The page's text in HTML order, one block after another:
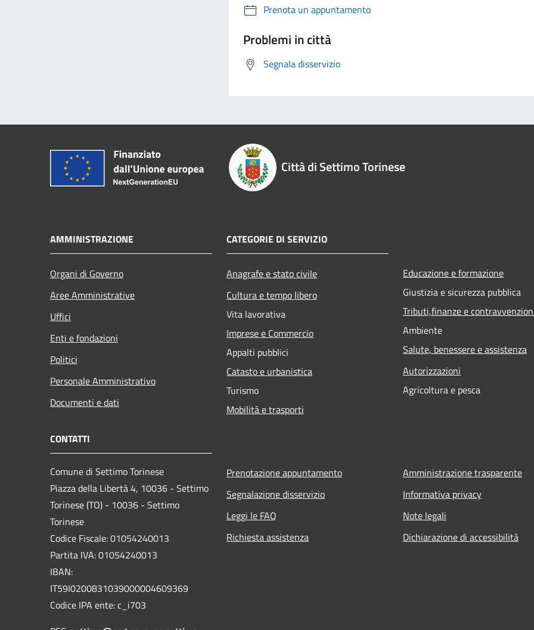
Prenota un appuntamento
Problemi in città
Segnala disservizio
Città di Settimo Torinese
AMMINISTRAZIONE
Organi di Governo
Aree Amministrative
Uffici
Enti e fondazioni
Politici
Personale Amministrativo
Documenti e dati
CATEGORIE DI SERVIZIO
Anagrafe e stato civile
Cultura e tempo libero
Vita lavorativa
Imprese e Commercio
Appalti pubblici
Catasto e urbanistica
Turismo
Mobilità e trasporti
Educazione e formazione
Giustizia e sicurezza pubblica
Tributi,finanze e
Ambiente
Salute, benessere e assistenza
Autorizzazioni
Agricoltura e pesca
CONTATTI
Comune di Settimo Torinese
Piazza della Libertà 4, 10036 - Settimo
Torinese (TO) - 10036 - Settimo
Torinese
Codice Fiscale: 01054240013
Partita IVA: 01054240013
IBAN:
IT59I0200831039000004609369
Codice IPA ente: c_i703
Prenotazione appuntamento
Segnalazione disservizio
Leggi le FAQ
Richiesta assistenza
Amministrazione trasparente
Informativa privacy
Note legali
Dichiarazione di accessibilità